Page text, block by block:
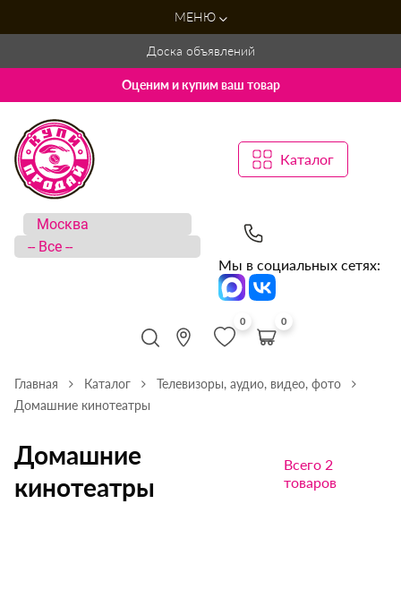
МЕНЮ
Доска объявлений
Оценим и купим ваш товар
Каталог
Мы в социальных сетях:
0 0
Главная Каталог
Телевизоры, аудио, видео, фото
Домашние кинотеатры
Домашние
кинотеатры
Всего 2
товаров